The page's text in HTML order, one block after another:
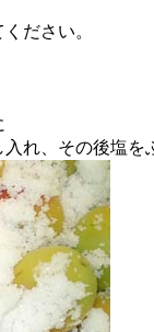
ださい。
れ、その後塩を